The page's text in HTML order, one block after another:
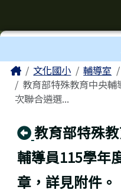
主內容區域
Home文化國小 輔導室
教育部特殊教育中央
次聯合遴選...
回上頁
教育部特殊
輔導員115學年
章，詳見附件。
頁尾區域